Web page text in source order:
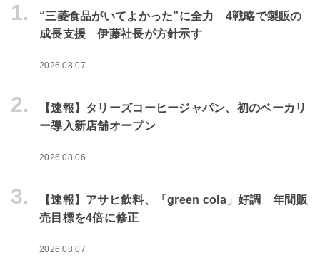
1.
“三菱食品がいてよかった”に全力 4戦略で製販の
成長支援 伊藤社長が方針示す
2026.08.07
2.
【速報】タリーズコーヒージャパン、初のベーカリ
ー導入新店舗オープン
2026.08.06
3.
【速報】アサヒ飲料、「green cola」好調 年間販
売目標を4倍に修正
2026.08.07